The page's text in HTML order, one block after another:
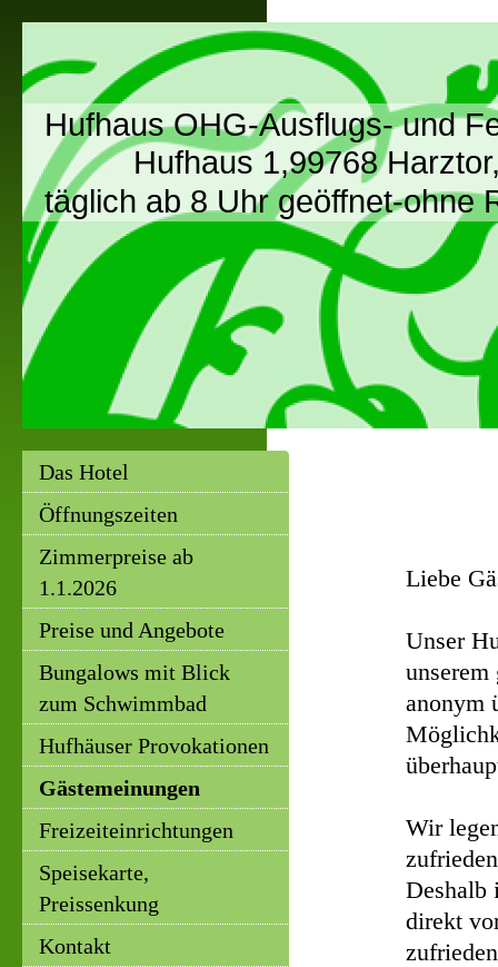
Hufhaus OHG-Ausflugs- und
Hufhaus 1,99768 Harztor,
täglich ab 8 Uhr geöffnet-ohne
Liebe
Unser
anonym
Wir
Deshalb
direkt
Das Hotel
Öffnungszeiten
Zimmerpreise ab
1.1.2026
Preise und Angebote
Bungalows mit Blick
zum Schwimmbad
Hufhäuser Provokationen
Gästemeinungen
Freizeiteinrichtungen
Speisekarte,
Preissenkung
Kontakt